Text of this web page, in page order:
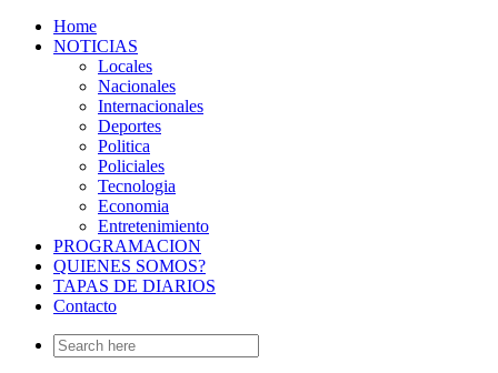
Home
NOTICIAS
Locales
Nacionales
Internacionales
Deportes
Politica
Policiales
Tecnologia
Economia
Entretenimiento
PROGRAMACION
QUIENES SOMOS?
TAPAS DE DIARIOS
Contacto
Search
for: